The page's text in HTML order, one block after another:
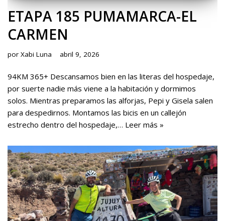
ETAPA 185 PUMAMARCA-EL
CARMEN
por Xabi Luna abril 9, 2026
94KM 365+ Descansamos bien en las literas del hospedaje,
por suerte nadie más viene a la habitación y dormimos
solos. Mientras preparamos las alforjas, Pepi y Gisela salen
para despedirnos. Montamos las bicis en un callejón
estrecho dentro del hospedaje,… Leer más »